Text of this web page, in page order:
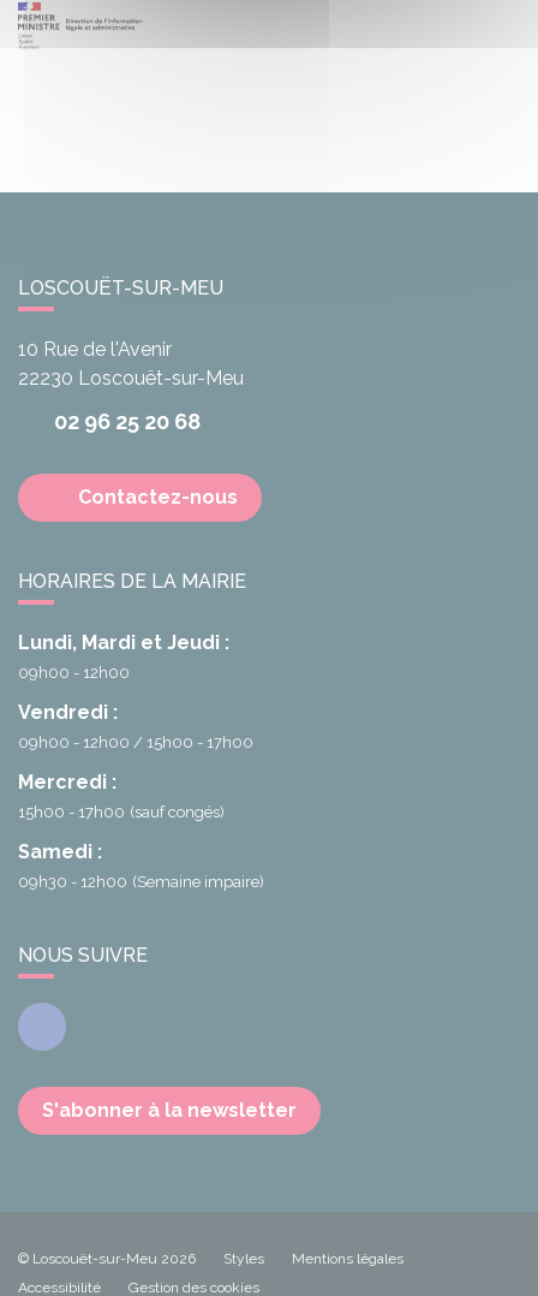
LOSCOUËT-SUR-MEU
10 Rue de l'Avenir
22230 Loscouët-sur-Meu
02 96 25 20 68
Contactez-nous
HORAIRES DE LA MAIRIE
Lundi, Mardi et Jeudi :
09h00 - 12h00
Vendredi :
09h00 - 12h00 15h00 - 17h00
Mercredi :
15h00 - 17h00 (sauf congés)
Samedi :
09h30 - 12h00 (Semaine impaire)
NOUS SUIVRE
Facebook
S'abonner à la newsletter
© Loscouët-sur-Meu 2026 Styles
Mentions légales
Accessibilité
Gestion des cookies